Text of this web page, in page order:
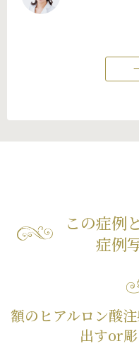
この症例
症例
額のヒアルロン酸
出すor彫